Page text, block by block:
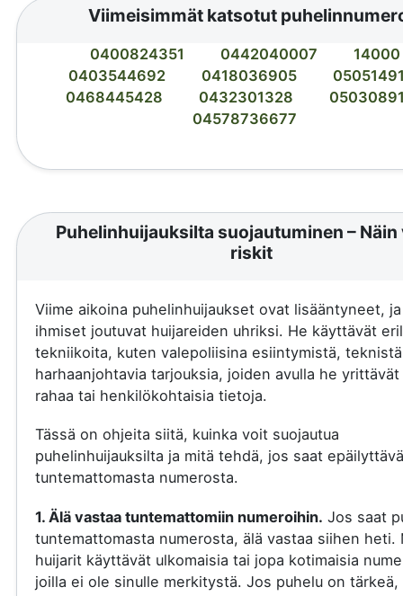
Viimeisimmät katsotut
0400824351 0442040007
14000
0403544692
0418036905
0468445428
0432301328
04578736677
Puhelinhuijauksilta suojautuminen – Näin
riskit
Viime aikoina puhelinhuijaukset ovat lisääntyneet,
ihmiset joutuvat huijareiden uhriksi. He käyttävät
tekniikoita, kuten valepoliisina esiintymistä,
harhaanjohtavia tarjouksia, joiden avulla he yrittävät
rahaa tai henkilökohtaisia tietoja.
Tässä on ohjeita siitä, kuinka voit suojautua
puhelinhuijauksilta ja mitä tehdä, jos saat
tuntemattomasta numerosta.
1. Älä vastaa tuntemattomiin numeroihin. Jos saat
tuntemattomasta numerosta, älä vastaa siihen heti.
huijarit käyttävät ulkomaisia tai jopa kotimaisia
joilla ei ole sinulle merkitystä. Jos puhelu on